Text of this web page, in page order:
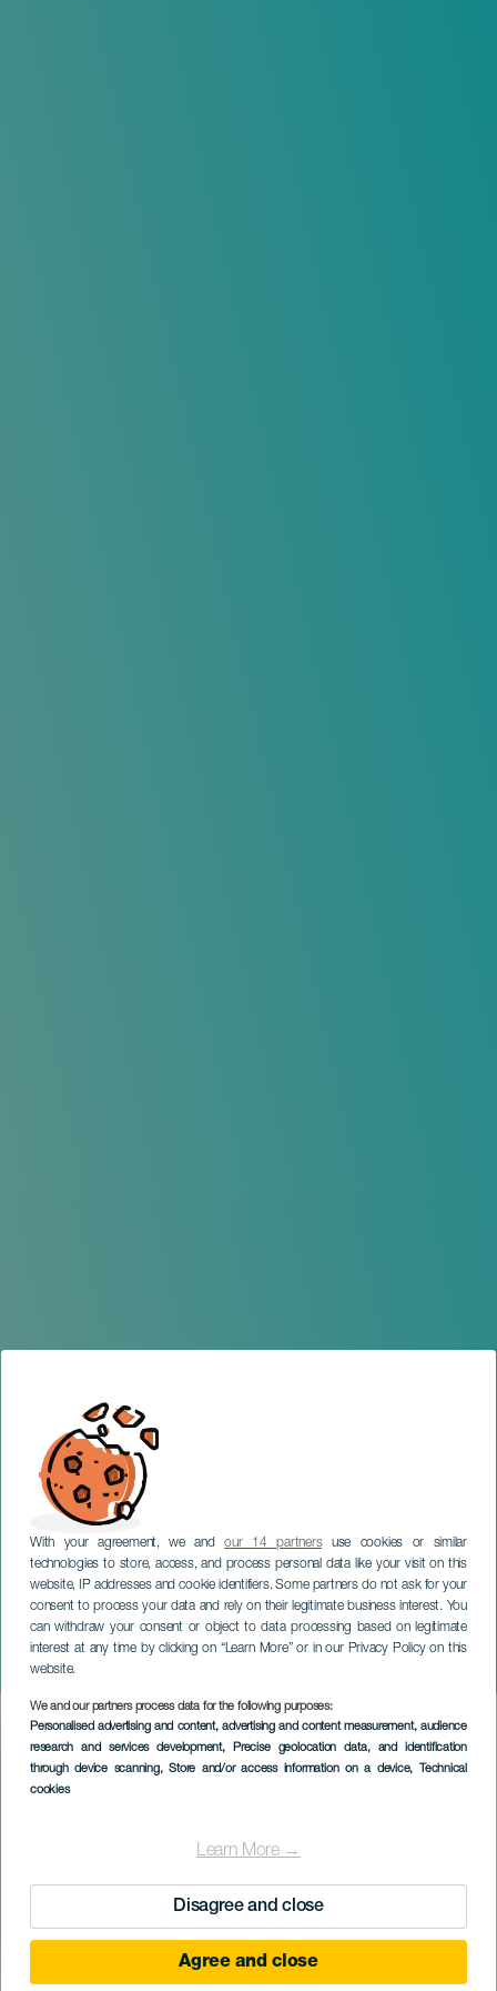
With your agreement, we andour 14 partnersuse cookies or similar
technologies to store, access, and process personal data like your visit on this
website, IP addresses and cookie identifiers. Some partners do not ask for your
consent to process your data and rely on their legitimate business interest. You
can withdraw your consent or object to data processing based on legitimate
interest at any time by clicking on “Learn More” or in our Privacy Policy on this
website.
We and our partners process data for the following purposes:
Personalised advertising and content, advertising and content measurement, audience
research and services development, Precise geolocation data, and identification
through device scanning, Store and/or access information on a device, Technical
cookies
Learn More →
Disagree and close
Agree and close
Az északkeleti kerület tapas
útvonala
TENERIFE
Imagen
Listado